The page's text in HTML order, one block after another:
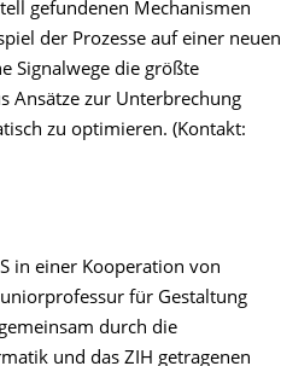
gefundenen Mechanismen
der Prozesse auf einer neuen
Signalwege die größte
Ansätze zur Unterbrechung
zu optimieren. (Kontakt:
in einer Kooperation von
für Gestaltung
durch die
und das ZIH getragenen